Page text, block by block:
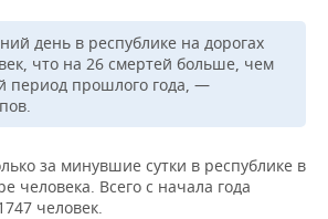
день в республике на дорогах
что на 26 смертей больше, чем
период прошлого года, —
за минувшие сутки в республике в
человека. Всего с начала года
человек.